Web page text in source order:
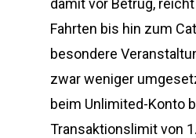
damit vor Betrug,
Fahrten bis hin zum
besondere
zwar weniger
beim Unlimited-Konto
Transaktionslimit von